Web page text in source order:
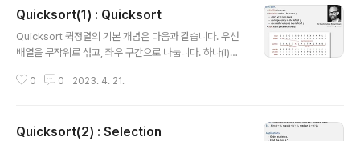
두 번째 열을 기준으로 정렬하는 순간 이름 기준의 정렬이
깨지는 것을 원하지 않을 수도 있습니다. 즉, 두 번째 정렬
을 수행하더라도 기존의 정렬이 유지되길 원하는 경우 어
t 삽입 정렬은 정렬이 수행되는 매 스텝(i)에서 이전에 정렬
Quicksort(1) : Quicksort
Quicksort 퀵정렬의 기본 개념은 다음과 같습니다. 우선
배열을 무작위로 섞고, 좌우 구간으로 나눕니다. 하나(i)는
쪽으로 이동합니다. i는 기준(partitioning element)보
렬은 합병 정렬이 그 자체로 수행되기 전에 분할하는 것과
0 0 2023. 4. 21.
Quicksort(2) : Selection